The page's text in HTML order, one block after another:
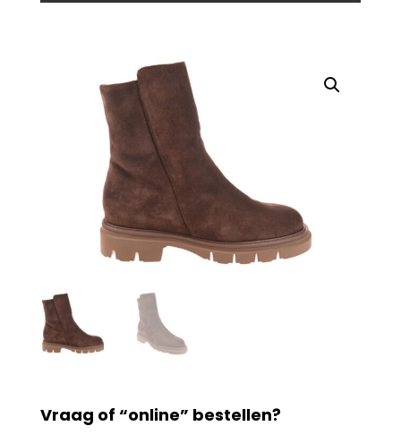
Vraag of “online” bestellen?